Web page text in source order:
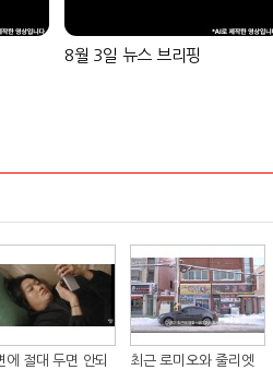
8월 3일 뉴스 브리핑
에 절대 두면 안되
최근 로미오와 줄리엣